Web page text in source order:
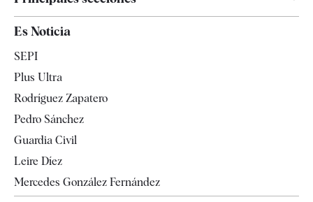
Televisión
Es Noticia
SEPI
Plus Ultra
Rodríguez Zapatero
Pedro Sánchez
Guardia Civil
Leire Díez
Mercedes González Fernández